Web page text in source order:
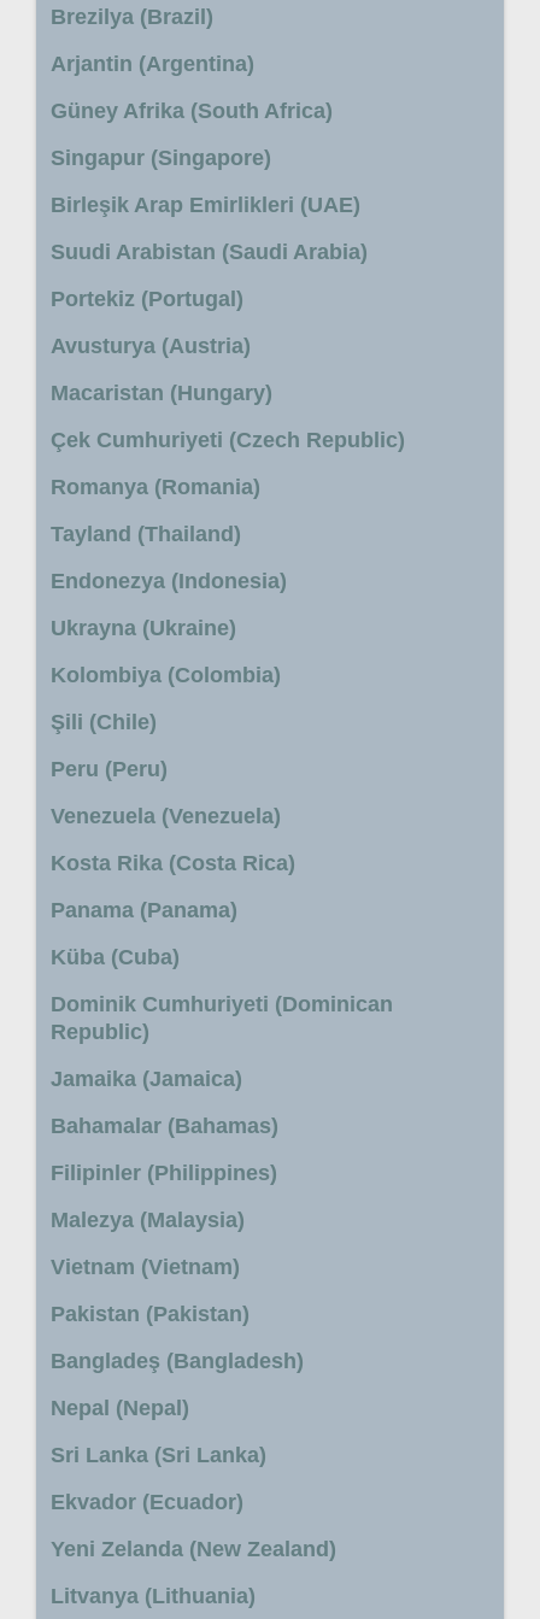
Brezilya (Brazil)
Arjantin (Argentina)
Güney Afrika (South Africa)
Singapur (Singapore)
Birleşik Arap Emirlikleri (UAE)
Suudi Arabistan (Saudi Arabia)
Portekiz (Portugal)
Avusturya (Austria)
Macaristan (Hungary)
Çek Cumhuriyeti (Czech Republic)
Romanya (Romania)
Tayland (Thailand)
Endonezya (Indonesia)
Ukrayna (Ukraine)
Kolombiya (Colombia)
Şili (Chile)
Peru (Peru)
Venezuela (Venezuela)
Kosta Rika (Costa Rica)
Panama (Panama)
Küba (Cuba)
Dominik Cumhuriyeti (Dominican
Republic)
Jamaika (Jamaica)
Bahamalar (Bahamas)
Filipinler (Philippines)
Malezya (Malaysia)
Vietnam (Vietnam)
Pakistan (Pakistan)
Bangladeş (Bangladesh)
Nepal (Nepal)
Sri Lanka (Sri Lanka)
Ekvador (Ecuador)
Yeni Zelanda (New Zealand)
Litvanya (Lithuania)